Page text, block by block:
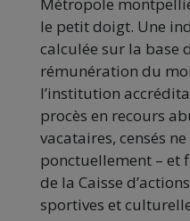
le petit doigt. Une
calculée sur la base
rémunération du
l’institution
procès en recours
vacataires, censés
ponctuellement – et
de la Caisse
sportives et